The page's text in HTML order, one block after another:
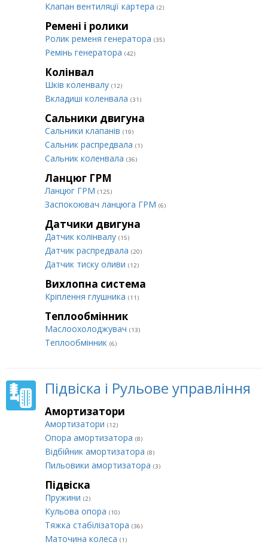
Клапан вентиляції картера (2)
Ремені і ролики
Ролик ременя генератора (35)
Ремінь генератора (42)
Колінвал
Шків коленвалу (12)
Вкладиші коленвала (31)
Сальники двигуна
Сальники клапанів (19)
Сальник распредвала (1)
Сальник коленвала (36)
Ланцюг ГРМ
Ланцюг ГРМ (125)
Заспокоювач ланцюга ГРМ (6)
Датчики двигуна
Датчик колінвалу (15)
Датчик распредвала (20)
Датчик тиску оливи (12)
Вихлопна система
Кріплення глушника (11)
Теплообмінник
Маслоохолоджувач (13)
Теплообмінник (6)
Підвіска і Рульове управління
Амортизатори
Амортизатори (12)
Опора амортизатора (8)
Відбійник амортизатора (8)
Пильовики амортизатора (3)
Підвіска
Пружини (2)
Кульова опора (10)
Тяжка стабілізатора (36)
Маточина колеса (1)